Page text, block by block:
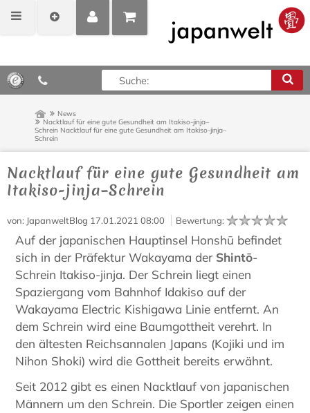
MEIN
POSITIONEN
ANZEIGEN
0,00 €*
News
Nacktlauf für eine gute Gesundheit am Itakiso-jinja–
Schrein Nacktlauf für eine gute Gesundheit am Itakiso-jinja–
Schrein
Nacktlauf für eine gute Gesundheit am
Itakiso-jinja–Schrein
von: JapanweltBlog 17.01.2021 08:00 Bewertung:
Auf der japanischen Hauptinsel Honshū befindet
sich in der Präfektur Wakayama der Shintō-
Schrein Itakiso-jinja. Der Schrein liegt einen
Spaziergang vom Bahnhof Idakiso auf der
Wakayama Electric Kishigawa Linie entfernt. An
dem Schrein wird eine Baumgottheit verehrt. In
den ältesten Reichsannalen Japans (Kojiki und im
Nihon Shoki) wird die Gottheit bereits erwähnt.
Seit 2012 gibt es einen Nacktlauf von japanischen
Männern um den Schrein. Die Sportler zeigen einen